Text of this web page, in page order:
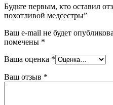
Будьте первым, кто оставил
похотливой медсестры”
Ваш e-mail не будет
помечены *
Ваша оценка *
Ваш отзыв *